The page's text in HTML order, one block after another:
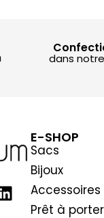
dans
E-SHOP
Sacs
Bijoux
Accessoires
Prêt à porter